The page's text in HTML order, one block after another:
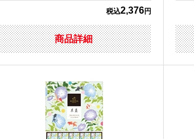
税込2,376円
商品詳細